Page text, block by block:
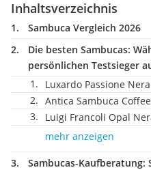
Inhaltsverzeichnis
Sambuca Vergleich 2026
Die besten Sambucas:
persönlichen Testsieger
Luxardo Passione
Antica Sambuca Coffee
Luigi Francoli Opal
mehr anzeigen
Sambucas-Kaufberatung: